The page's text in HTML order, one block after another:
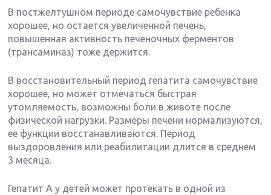
В постжелтушном периоде самочувствие ребенка
хорошее, но остается увеличенной печень,
повышенная активность печеночных ферментов
(трансаминаз) тоже держится.
В восстановительный период гепатита самочувствие
хорошее, но может отмечаться быстрая
утомляемость, возможны боли в животе после
физической нагрузки. Размеры печени нормализуются,
ее функции восстанавливаются. Период
выздоровления или реабилитации длится в среднем
3 месяца.
Гепатит А у детей может протекать в одной из